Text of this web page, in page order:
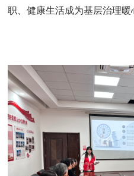
职、健康生活成为基层治理暖